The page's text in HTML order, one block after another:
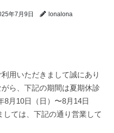
年7月9日 lonalona
用いただきまして誠にあり
ら、下記の期間は夏期休診
8月10日（日）〜8月14日
しては、下記の通り営業して